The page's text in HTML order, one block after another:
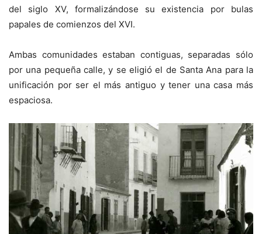
del siglo XV, formalizándose su existencia por bulas
papales de comienzos del XVI.
Ambas comunidades estaban contiguas, separadas sólo
por una pequeña calle, y se eligió el de Santa Ana para la
unificación por ser el más antiguo y tener una casa más
espaciosa.